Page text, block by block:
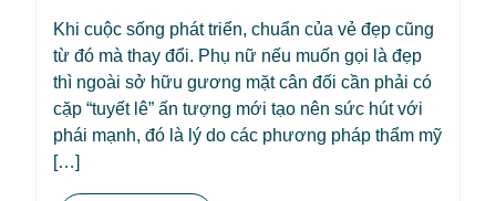
Khi cuộc sống phát triển, chuẩn của vẻ đẹp cũng
từ đó mà thay đổi. Phụ nữ nếu muốn gọi là đẹp
thì ngoài sở hữu gương mặt cân đối cần phải có
cặp “tuyết lê” ấn tượng mới tạo nên sức hút với
phái mạnh, đó là lý do các phương pháp thẩm mỹ
[…]